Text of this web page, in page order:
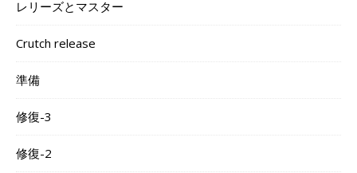
レリーズとマスター
Crutch release
準備
修復-3
修復-2